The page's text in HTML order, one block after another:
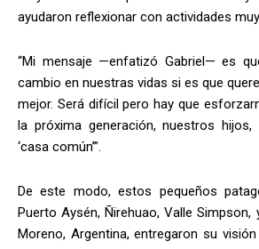
ayudaron reflexionar con actividades
“Mi mensaje —enfatizó Gabriel— es
cambio en nuestras vidas si es que
mejor. Será difícil pero hay que
la próxima generación, nuestros
‘casa común’”.
De este modo, estos pequeños
Puerto Aysén, Ñirehuao, Valle Simpson,
Moreno, Argentina, entregaron su